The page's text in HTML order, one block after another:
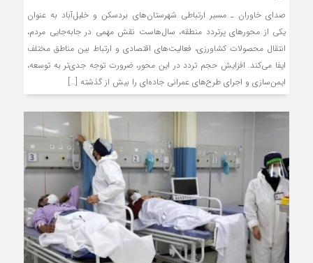
صدای خاوران ـ مسیر ارتباطی شهرستان‌های بردسکن و خلیل‌آباد به عنوان
یکی از محورهای پرتردد منطقه، سال‌هاست نقش مهمی در جابه‌جایی مردم،
انتقال محصولات کشاورزی، فعالیت‌های اقتصادی و ارتباط بین مناطق مختلف
ایفا می‌کند. افزایش حجم تردد در این محور، ضرورت توجه جدی‌تر به توسعه،
ایمن‌سازی و اجرای طرح‌های عمرانی جاده‌ای را بیش از گذشته […]